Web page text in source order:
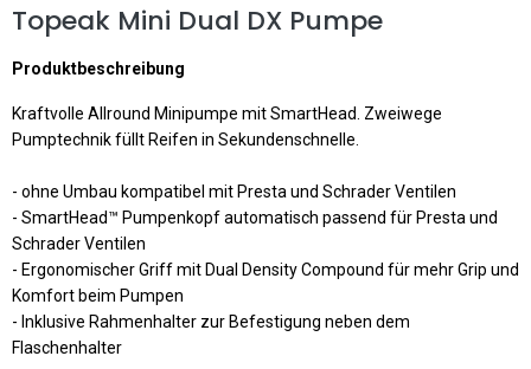
Topeak Mini Dual DX Pumpe
Produktbeschreibung
Kraftvolle Allround Minipumpe mit SmartHead. Zweiwege
Pumptechnik füllt Reifen in Sekundenschnelle.
- ohne Umbau kompatibel mit Presta und Schrader Ventilen
- SmartHead™ Pumpenkopf automatisch passend für Presta und
Schrader Ventilen
- Ergonomischer Griff mit Dual Density Compound für mehr Grip und
Komfort beim Pumpen
- Inklusive Rahmenhalter zur Befestigung neben dem
Flaschenhalter